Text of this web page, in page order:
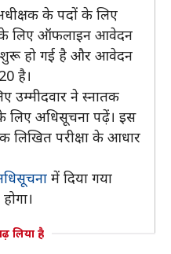
के पदों के लिए
लिए ऑफलाइन आवेदन
शुरू हो गई है और आवेदन
है।
ने स्नातक
लिए अधिसूचना पढ़ें। इस
लिखित परीक्षा के आधार
में दिया गया
लिया है